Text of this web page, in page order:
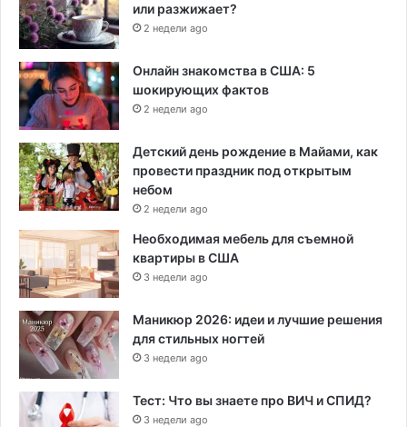
или разжижает?
2 недели ago
Онлайн знакомства в США: 5
шокирующих фактов
2 недели ago
Детский день рождение в Майами, как
провести праздник под открытым
небом
2 недели ago
Необходимая мебель для съемной
квартиры в США
3 недели ago
Маникюр 2026: идеи и лучшие решения
для стильных ногтей
3 недели ago
Тест: Что вы знаете про ВИЧ и СПИД?
3 недели ago